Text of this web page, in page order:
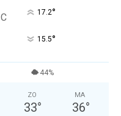
C 17.2°
15.5°
44%
ZO
33°
MA
36°